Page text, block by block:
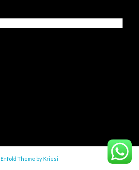
Enfold Theme by Kriesi